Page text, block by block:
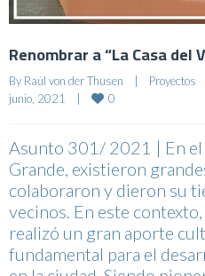
Renombrar a “La Casa del
By Raúl von der Thusen Proyectos
junio, 2021
0
Asunto 301/ 2021 | En el
Grande, existieron
colaboraron y dieron su
vecinos. En este
realizó un gran aporte
fundamental para el